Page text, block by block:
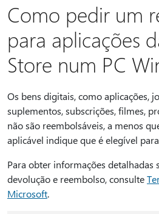
Como pedir um
para aplicações
Store num PC
Os bens digitais, como aplicações,
suplementos, subscrições, filmes,
não são reembolsáveis, a menos
aplicável indique que é elegível
Para obter informações detalhadas
devolução e reembolso, consulte
Microsoft.